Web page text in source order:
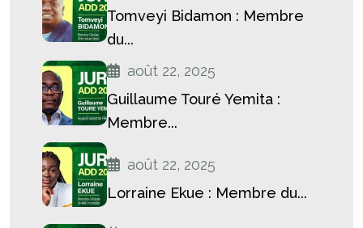
Tomveyi Bidamon : Membre
du...
août 22, 2025
Guillaume Touré Yemita :
Membre...
août 22, 2025
Lorraine Ekue : Membre du...